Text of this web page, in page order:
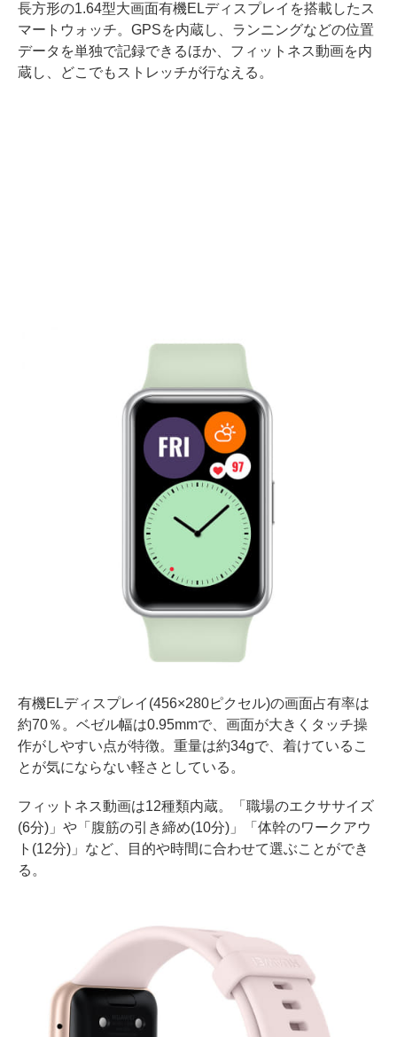
長方形の1.64型大画面有機ELディスプレイを搭載したス
マートウォッチ。GPSを内蔵し、ランニングなどの位置
データを単独で記録できるほか、フィットネス動画を内
蔵し、どこでもストレッチが行なえる。
有機ELディスプレイ(456×280ピクセル)の画面占有率は
約70％。ベゼル幅は0.95mmで、画面が大きくタッチ操
作がしやすい点が特徴。重量は約34gで、着けているこ
とが気にならない軽さとしている。
フィットネス動画は12種類内蔵。「職場のエクササイズ
(6分)」や「腹筋の引き締め(10分)」「体幹のワークアウ
ト(12分)」など、目的や時間に合わせて選ぶことができ
る。